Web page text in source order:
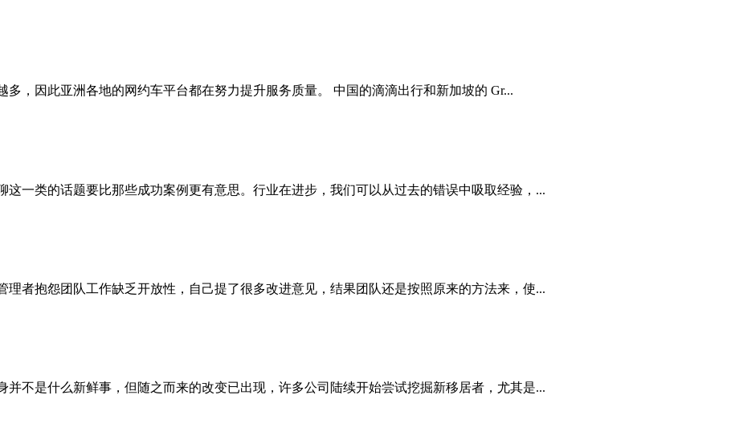
，因此亚洲各地的网约车平台都在努力提升服务质量。 中国的滴滴出行和新加坡的 Gr...
一类的话题要比那些成功案例更有意思。行业在进步，我们可以从过去的错误中吸取经验，...
者抱怨团队工作缺乏开放性，自己提了很多改进意见，结果团队还是按照原来的方法来，使...
不是什么新鲜事，但随之而来的改变已出现，许多公司陆续开始尝试挖掘新移居者，尤其是...